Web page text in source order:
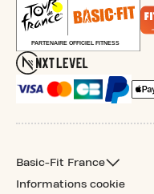
Basic-Fit France
Informations cookie